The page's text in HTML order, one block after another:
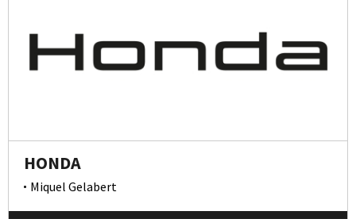
HONDA
Miquel Gelabert